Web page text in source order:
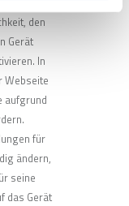
den
Gerät
In
Webseite
aufgrund
für
ändern,
seine
das Gerät